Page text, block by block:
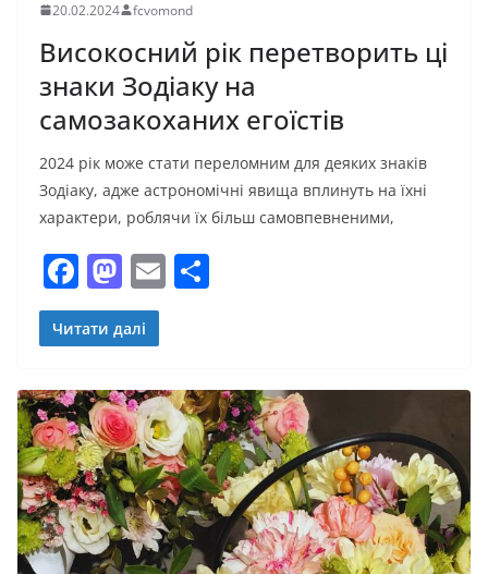
20.02.2024 fcvomond
Високосний рік перетворить ці
знаки Зодіаку на
самозакоханих егоїстів
2024 рік може стати переломним для деяких знаків
Зодіаку, адже астрономічні явища вплинуть на їхні
характери, роблячи їх більш самовпевненими,
F
a
c
b
o
o
k
M
a
st
d
o
n
E
и
т
и
с
я
Читати далі